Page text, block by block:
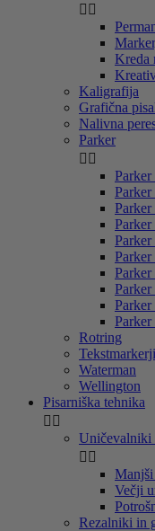
 
Kreda
Kaligrafija
Grafična
Nalivna
Parker
 
Parker
Parker
Parker
Parker
Parker
Rotring
Tekstmarkerji
Waterman
Wellington
Pisarniška tehnika
 
Uničevalniki
 
Večji
Rezalniki in